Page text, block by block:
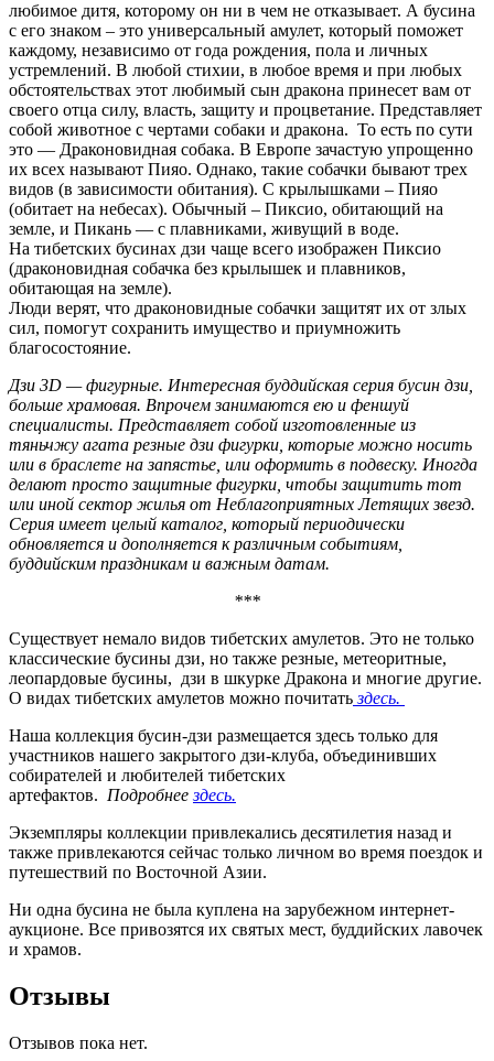
любимое дитя, которому он ни в чем не отказывает. А бусина
с его знаком – это универсальный амулет, который поможет
каждому, независимо от года рождения, пола и личных
устремлений. В любой стихии, в любое время и при любых
обстоятельствах этот любимый сын дракона принесет вам от
своего отца силу, власть, защиту и процветание. Представляет
собой животное с чертами собаки и дракона. То есть по сути
это — Драконовидная собака. В Европе зачастую упрощенно
их всех называют Пияо. Однако, такие собачки бывают трех
видов (в зависимости обитания). С крылышками – Пияо
(обитает на небесах). Обычный – Пиксио, обитающий на
земле, и Пикань — с плавниками, живущий в воде.
На тибетских бусинах дзи чаще всего изображен Пиксио
(драконовидная собачка без крылышек и плавников,
обитающая на земле).
Люди верят, что драконовидные собачки защитят их от злых
сил, помогут сохранить имущество и приумножить
благосостояние.
Дзи 3D — фигурные. Интересная буддийская серия бусин дзи,
больше храмовая. Впрочем занимаются ею и феншуй
специалисты. Представляет собой изготовленные из
тяньчжу агата резные дзи фигурки, которые можно носить
или в браслете на запястье, или оформить в подвеску. Иногда
делают просто защитные фигурки, чтобы защитить тот
или иной сектор жилья от Неблагоприятных Летящих звезд.
Серия имеет целый каталог, который периодически
обновляется и дополняется к различным событиям,
буддийским праздникам и важным датам.
***
Существует немало видов тибетских амулетов. Это не только
классические бусины дзи, но также резные, метеоритные,
леопардовые бусины, дзи в шкурке Дракона и многие другие.
О видах тибетских амулетов можно почитатьздесь.
Наша коллекция бусин-дзи размещается здесь только для
участников нашего закрытого дзи-клуба, объединивших
собирателей и любителей тибетских
артефактов. Подробнеездесь.
Экземпляры коллекции привлекались десятилетия назад и
также привлекаются сейчас только личном во время поездок и
путешествий по Восточной Азии.
Ни одна бусина не была куплена на зарубежном интернет-
аукционе. Все привозятся их святых мест, буддийских лавочек
и храмов.
Отзывы
Отзывов пока нет.